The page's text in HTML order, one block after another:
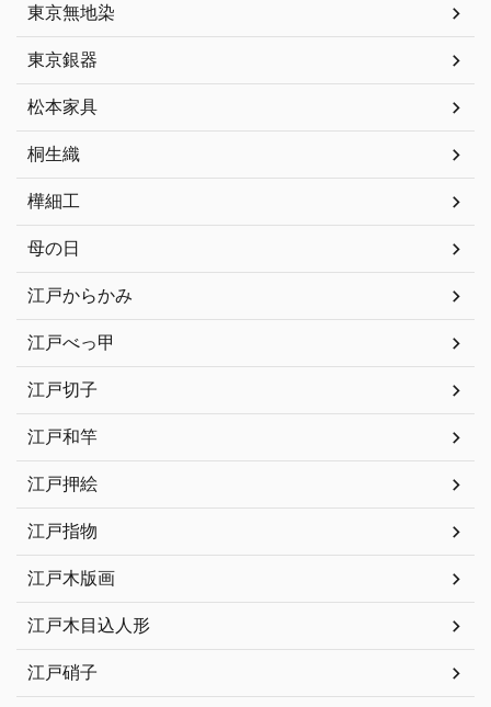
東京無地染
東京銀器
松本家具
桐生織
樺細工
母の日
江戸からかみ
江戸べっ甲
江戸切子
江戸和竿
江戸押絵
江戸指物
江戸木版画
江戸木目込人形
江戸硝子